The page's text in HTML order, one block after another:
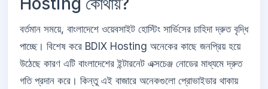
বর্তমান সময়ে, বাংলাদেশে ওয়েবসাইট হোস্টিং সার্ভিসের চাহিদা দ্রুত বৃদ্ধি
পাচ্ছে। বিশেষ করে BDIX Hosting অনেকের কাছে জনপ্রিয় হয়ে
উঠেছে কারণ এটি বাংলাদেশের ইন্টারনেট এক্সচেঞ্জ নোডের মাধ্যমে দ্রুত
গতি প্রদান করে। কিন্তু এই বাজারে অনেকগুলো প্রোভাইডার থাকায়